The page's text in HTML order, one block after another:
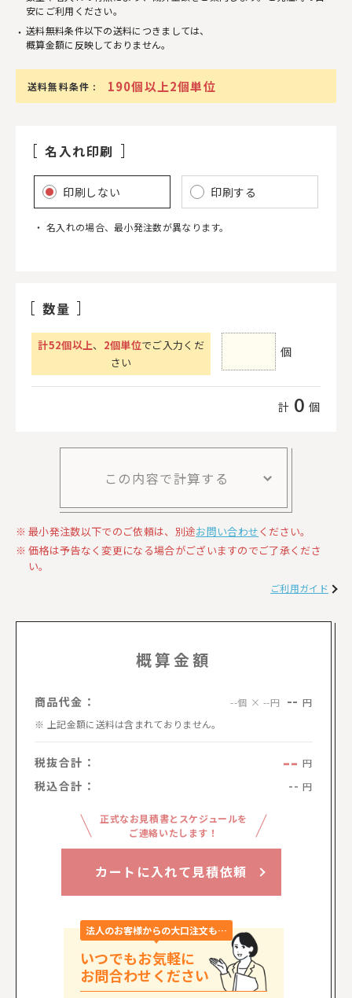
安にご利用ください。
送料無料条件以下の送料につきましては、
概算金額に反映しておりません。
送料無料条件 : 190個以上2個単位
名入れ印刷
印刷しない 印刷する
名入れの場合、最小発注数が異なります。
数量
計52個以上、 2個単位でご入力くだ
さい
個
計 0 個
この内容で計算する
最小発注数以下でのご依頼は、別途お問い合わせください。
価格は予告なく変更になる場合がございますのでご了承くださ
い。
ご利用ガイド
概算金額
商品代金： --個 × --円 -- 円
上記金額に送料は含まれておりません。
税抜合計： -- 円
税込合計： -- 円
正式なお見積書とスケジュールを
ご連絡いたします！
カートに入れて見積依頼
法人のお客様からの大口注文も…
いつでもお気軽に
お問合わせください